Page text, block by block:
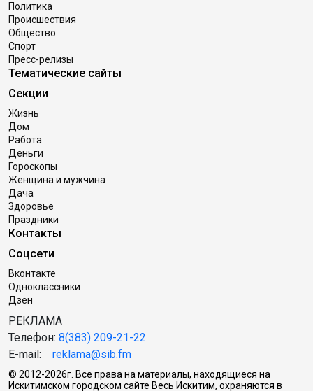
Политика
Происшествия
Общество
Спорт
Пресс-релизы
Тематические сайты
Секции
Жизнь
Дом
Работа
Деньги
Гороскопы
Женщина и мужчина
Дача
Здоровье
Праздники
Контакты
Соцсети
Вконтакте
Одноклассники
Дзен
РЕКЛАМА
Телефон: 8(383) 209-21-22
E-mail: reklama@sib.fm
© 2012-2026г. Все права на материалы, находящиеся на
Искитимском городском сайте Весь Искитим, охраняются в